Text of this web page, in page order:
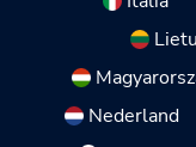
Nederland